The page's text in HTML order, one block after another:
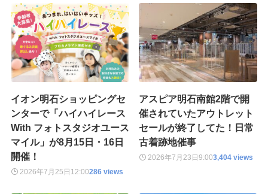
イオン明石ショッピングセ
ンターで「ハイハイレース
With フォトスタジオユース
マイル」が8月15日・16日
開催！
2026年7月25日 12:00286 views
アスピア明石南館2階で開
催されていたアウトレット
セールが終了してた！日常
古着跡地催事
2026年7月23日9:003,404 views